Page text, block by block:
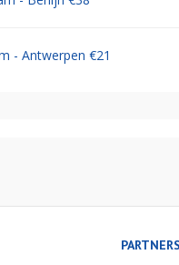
- Antwerpen €21
PARTNERS